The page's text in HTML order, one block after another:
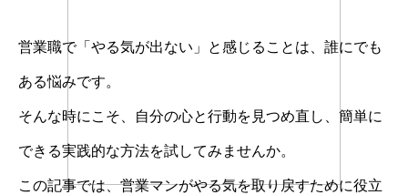
営業職で「やる気が出ない」と感じることは、誰にでも
ある悩みです。
そんな時にこそ、自分の心と行動を見つめ直し、簡単に
できる実践的な方法を試してみませんか。
この記事では、営業マンがやる気を取り戻すために役立